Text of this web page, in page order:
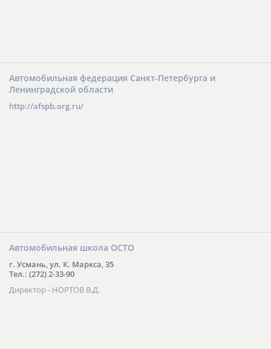
Автомобильная федерация Санкт-Петербурга и
Ленинградской области
http://afspb.org.ru/
Автомобильная школа ОСТО
г. Усмань, ул. К. Маркса, 35
Тел.: (272) 2-33-90
Директор - НОРТОВ В.Д.